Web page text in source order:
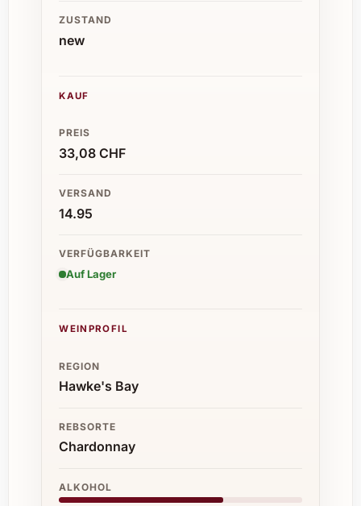
ZUSTAND
new
KAUF
PREIS
33,08 CHF
VERSAND
14.95
VERFÜGBARKEIT
Auf Lager
WEINPROFIL
REGION
Hawke's Bay
REBSORTE
Chardonnay
ALKOHOL